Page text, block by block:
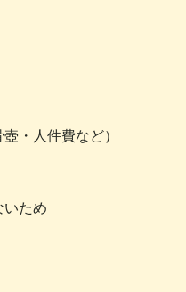
・人件費など）
いため